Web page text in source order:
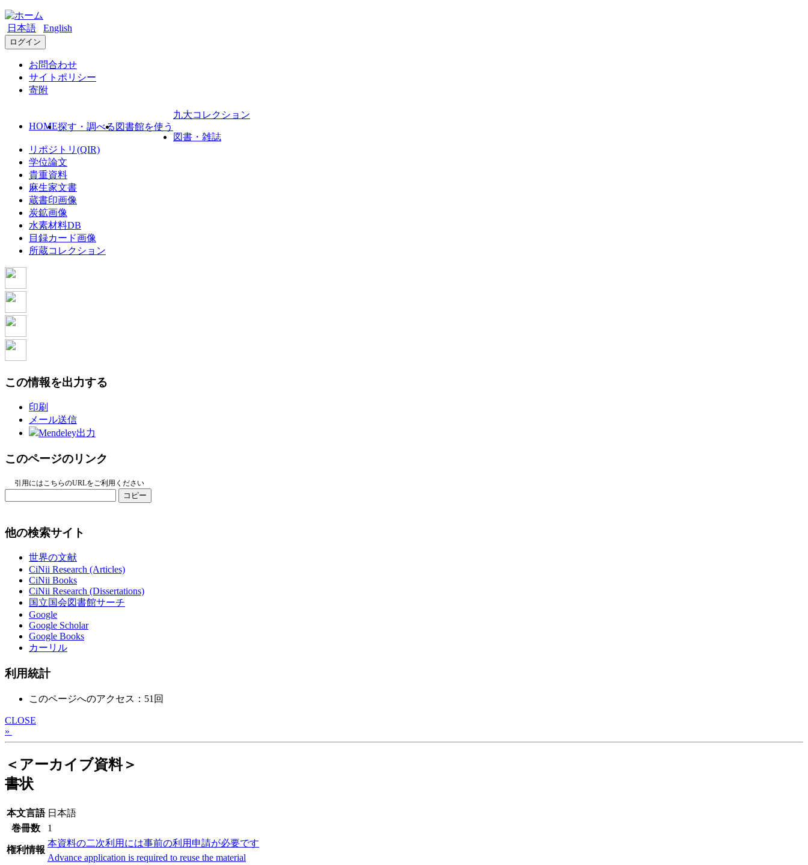
日本語 English
ログイン
お問合わせ
サイトポリシー
寄附
HOME探す・調べる 図書館を使う
九大コレクション
図書・雑誌
リポジトリ(QIR)
学位論文
貴重資料
麻生家文書
蔵書印画像
炭鉱画像
水素材料DB
目録カード画像
所蔵コレクション
この情報を出力する
印刷
メール送信
Mendeley出力
このページのリンク
引用にはこちらのURLをご利用ください
コピー
他の検索サイト
世界の文献
CiNii Research (Articles)
CiNii Books
CiNii Research (Dissertations)
国立国会図書館サーチ
Google
Google Scholar
Google Books
カーリル
利用統計
このページへのアクセス：51回
CLOSE
»
＜アーカイブ資料＞
書状
本文言語 日本語
巻冊数
1
権利情報
本資料の二次利用には事前の利用申請が必要です
Advance application is required to reuse the material